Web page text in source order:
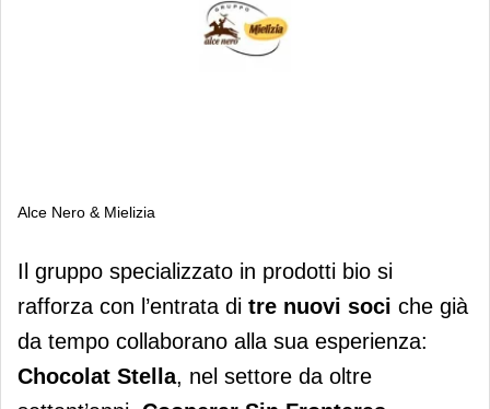
Alce Nero & Mielizia
Alce Nero & Mielizia
Il gruppo specializzato in prodotti bio si
rafforza con l’entrata di tre nuovi soci che già
da tempo collaborano alla sua esperienza:
Chocolat Stella, nel settore da oltre